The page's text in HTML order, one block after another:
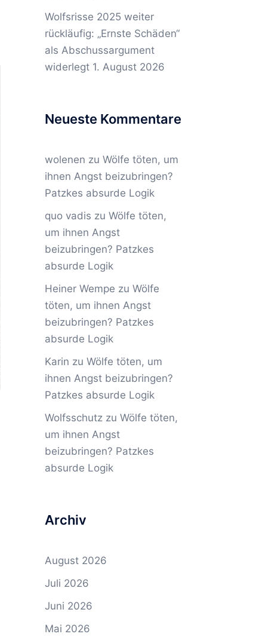
Wolfsrisse 2025 weiter
rückläufig: „Ernste Schäden“
als Abschussargument
widerlegt 1. August 2026
Neueste Kommentare
wolenen zu Wölfe töten, um
ihnen Angst beizubringen?
Patzkes absurde Logik
quo vadis zu Wölfe töten,
um ihnen Angst
beizubringen? Patzkes
absurde Logik
Heiner Wempe zu Wölfe
töten, um ihnen Angst
beizubringen? Patzkes
absurde Logik
Karin zu Wölfe töten, um
ihnen Angst beizubringen?
Patzkes absurde Logik
Wolfsschutzzu Wölfe töten,
um ihnen Angst
beizubringen? Patzkes
absurde Logik
Archiv
August 2026
Juli 2026
Juni 2026
Mai 2026